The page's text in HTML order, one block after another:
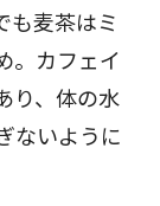
も麦茶はミ
。カフェイ
り、体の水
ないように